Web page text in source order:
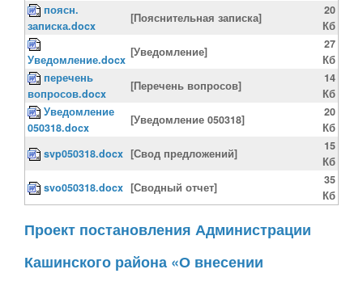
поясн.
записка.docx
[Пояснительная записка]
20
Кб
Уведомление.docx
[Уведомление]
27
Кб
перечень
вопросов.docx
[Перечень вопросов]
14
Кб
Уведомление
050318.docx
[Уведомление 050318]
20
Кб
svp050318.docx [Свод предложений]
15
Кб
svo050318.docx [Сводный отчет]
35
Кб
Проект постановления Администрации
Кашинского района «О внесении